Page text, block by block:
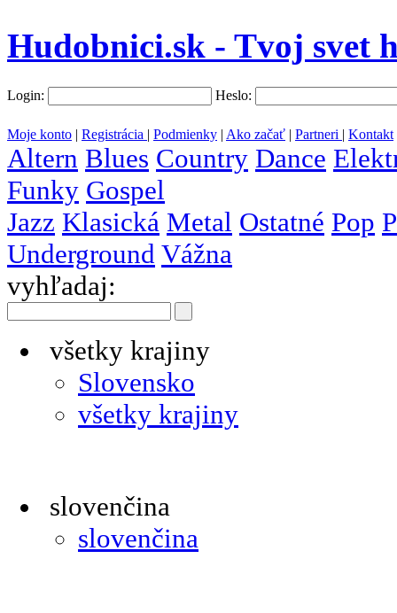
Hudobnici.sk - Tvoj svet
Login: Heslo:
Moje konto | Registrácia | Podmienky | Ako začať | Partneri | Kontakt
Altern Blues Country Dance
Funky Gospel
Jazz Klasická Metal Ostatné Pop
Underground Vážna
vyhľadaj:
všetky krajiny
Slovensko
všetky krajiny
slovenčina
slovenčina